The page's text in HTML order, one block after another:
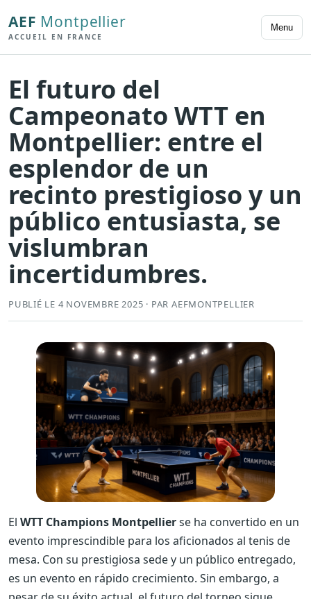
AEF Montpellier
ACCUEIL EN FRANCE
Menu
El futuro del
Campeonato WTT en
Montpellier: entre el
esplendor de un
recinto prestigioso y un
público entusiasta, se
vislumbran
incertidumbres.
PUBLIÉ LE 4 NOVEMBRE 2025 · PAR AEFMONTPELLIER
El WTT Champions Montpellierse ha convertido en un
evento imprescindible para los aficionados al tenis de
mesa. Con su prestigiosa sede y un público entregado,
es un evento en rápido crecimiento. Sin embargo, a